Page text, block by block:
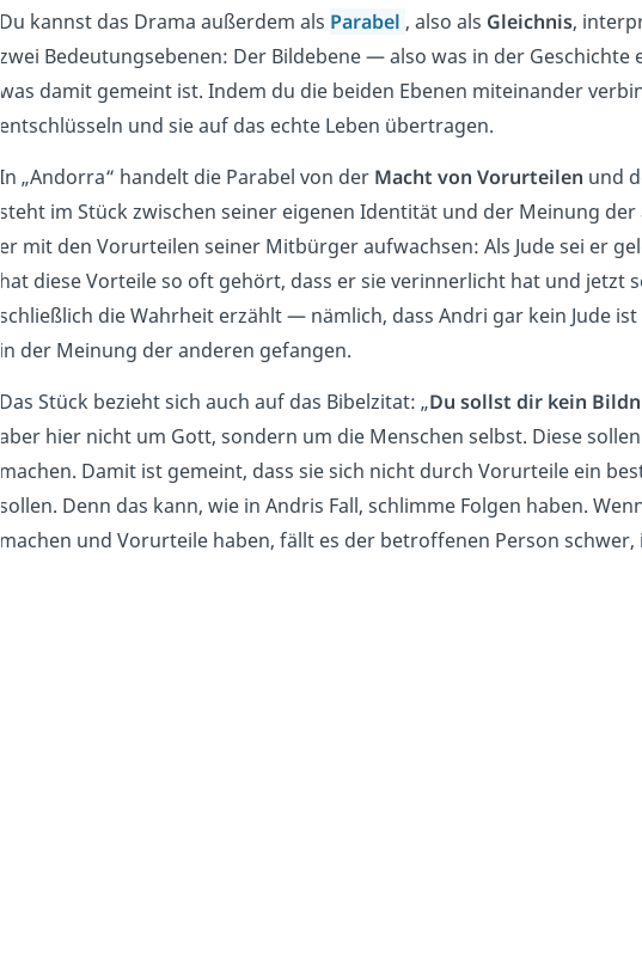
Du kannst das Drama außerdem als Parabel , also als Gleichnis,
zwei Bedeutungsebenen: Der Bildebene — also was in der
was damit gemeint ist. Indem du die beiden Ebenen miteinander
entschlüsseln und sie auf das echte Leben übertragen.
In „Andorra“ handelt die Parabel von der Macht von Vorurteilen und
steht im Stück zwischen seiner eigenen Identität und der Meinung
er mit den Vorurteilen seiner Mitbürger aufwachsen: Als Jude sei er
hat diese Vorteile so oft gehört, dass er sie verinnerlicht hat und jetzt
schließlich die Wahrheit erzählt — nämlich, dass Andri gar kein Jude
in der Meinung der anderen gefangen.
Das Stück bezieht sich auch auf das Bibelzitat: „Du sollst dir kein
aber hier nicht um Gott, sondern um die Menschen selbst. Diese
machen. Damit ist gemeint, dass sie sich nicht durch Vorurteile ein
sollen. Denn das kann, wie in Andris Fall, schlimme Folgen haben.
machen und Vorurteile haben, fällt es der betroffenen Person